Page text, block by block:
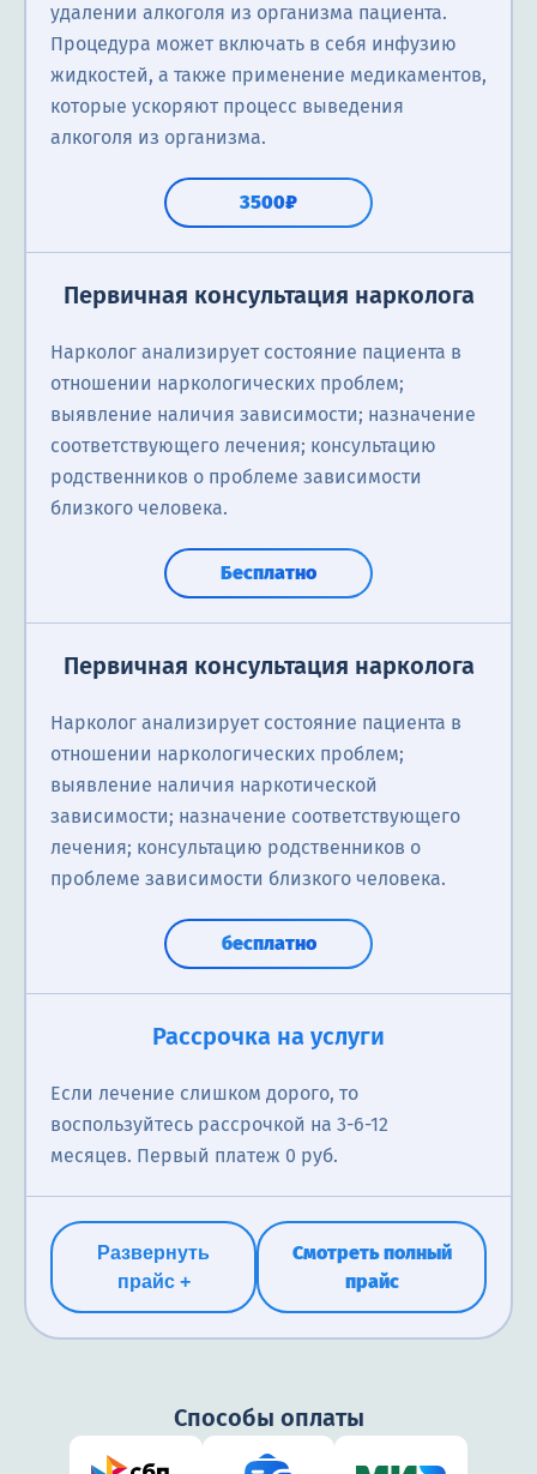
удалении алкоголя из организма пациента.
Процедура может включать в себя инфузию
жидкостей, а также применение медикаментов,
которые ускоряют процесс выведения
алкоголя из организма.
3500₽
Первичная консультация нарколога
Нарколог анализирует состояние пациента в
отношении наркологических проблем;
выявление наличия зависимости; назначение
соответствующего лечения; консультацию
родственников о проблеме зависимости
близкого человека.
Бесплатно
Первичная консультация нарколога
Нарколог анализирует состояние пациента в
отношении наркологических проблем;
выявление наличия наркотической
зависимости; назначение соответствующего
лечения; консультацию родственников о
проблеме зависимости близкого человека.
бесплатно
Рассрочка на услуги
Если лечение слишком дорого, то
воспользуйтесь рассрочкой на 3-6-12
месяцев. Первый платеж 0 руб.
Развернуть
прайс +
Смотреть полный
прайс
Способы оплаты